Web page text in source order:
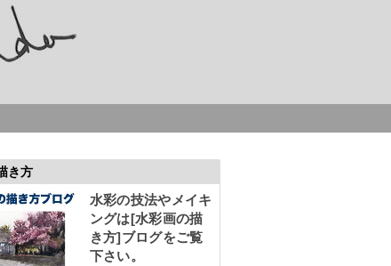
き方
水彩の技法やメイキ
ングは[水彩画の描
き方]ブログをご覧
下さい。